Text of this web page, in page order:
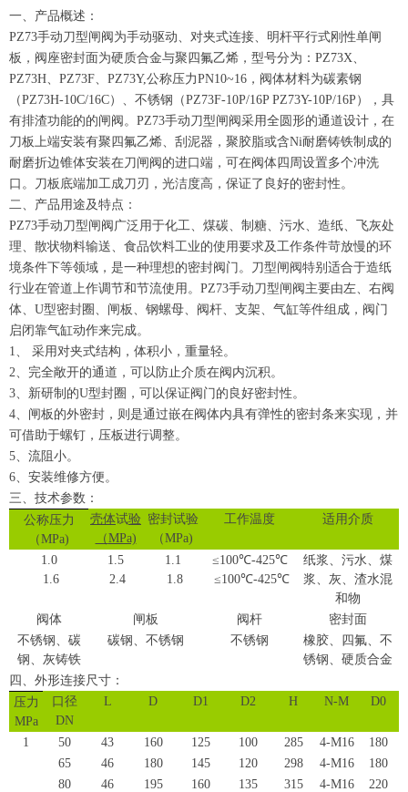
一、产品概述：
PZ73手动刀型闸阀 为手动驱动、对夹式连接、明杆平行式刚性单闸
板，阀座密封面为硬质合金与聚四氟乙烯，型号分为： PZ73X、
PZ73H、 PZ73F、 PZ73Y,公称压力PN10~16 ，阀体材料为碳素钢
（PZ73H-10C/16C）、不锈钢（PZ73F-10P/16P PZ73Y-10P/16P），具
有排渣功能的的闸阀。 PZ73手动刀型闸阀采用全圆形的通道设计，在
刀板上端安装有聚四氟乙烯、刮泥器，聚胶脂或含Ni耐磨铸铁制成的
耐磨折边锥体安装在刀闸阀的进口端，可在阀体四周设置多个冲洗
口。刀板底端加工成刀刃，光洁度高，保证了良好的密封性。
二、产品用途及特点：
PZ73手动刀型闸阀广泛用于化工、煤碳、制糖、污水、造纸、飞灰处
理、散状物料输送、食品饮料工业的使用要求及工作条件苛放慢的环
境条件下等领域，是一种理想的密封阀门。刀型闸阀特别适合于造纸
行业在管道上作调节和节流使用。 PZ73手动刀型闸阀主要由左、右阀
体、 U型密封圈、闸板、钢螺母、阀杆、支架、气缸等件组成，阀门
启闭靠气缸动作来完成。
1、 采用对夹式结构，体积小，重量轻。
2、完全敞开的通道，可以防止介质在阀内沉积。
3、新研制的U型封圈，可以保证阀门的良好密封性。
4、闸板的外密封，则是通过嵌在阀体内具有弹性的密封条来实现，并
可借助于螺钉，压板进行调整。
5、流阻小。
6、安装维修方便。
三、技术参数：
公称压力
（MPa)
壳体试验
（MPa)
密封试验
（MPa)
工作温度 适用介质
1.0
1.6
1.5
2.4
1.1
1.8
≤100℃-425℃
≤100℃-425℃
纸浆、污水、煤
浆、灰、渣水混
和物
阀体
闸板 阀杆
密封面
不锈钢、碳
钢、灰铸铁
碳钢、不锈钢 不锈钢
橡胶、四氟、不
锈钢、硬质合金
四、外形连接尺寸：
压力
MPa
口径
DN
L D D1 D2 H N-M D0
1 50 43 160 125 100 285 4-M16
180
65
46 180 145 120 298 4-M16
180
80
46 195 160 135 315 4-M16
220